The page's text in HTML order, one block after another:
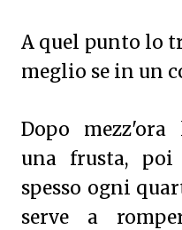
A quel punto lo
meglio se in un
Dopo
una frusta, poi
spesso ogni
serve a